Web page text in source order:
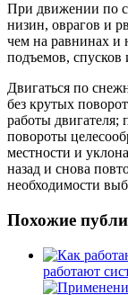
При движении по
низин, оврагов и
чем на равнинах и
подъемов, спусков
Двигаться по
без крутых
работы двигателя;
повороты
местности и
назад и снова
необходимости
Похожие
работают